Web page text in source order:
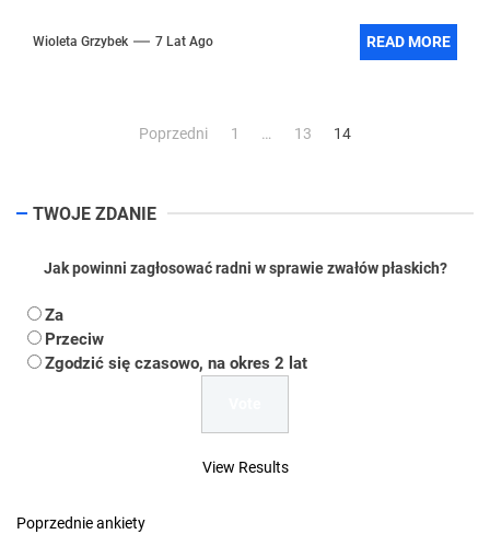
Wioleta Grzybek 7 Lat Ago READ MORE
StronicowaniePoprzedni 1 … 13 14
TWOJE ZDANIE
Jak powinni zagłosować radni w sprawie zwałów płaskich?
Za
Przeciw
Zgodzić się czasowo, na okres 2 lat
View Results
Poprzednie ankiety